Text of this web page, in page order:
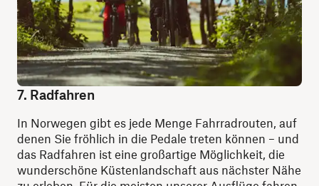
7. Radfahren
In Norwegen gibt es jede Menge Fahrradrouten, auf
denen Sie fröhlich in die Pedale treten können – und
das Radfahren ist eine großartige Möglichkeit, die
wunderschöne Küstenlandschaft aus nächster Nähe